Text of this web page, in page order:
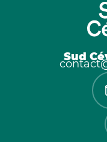
Sud